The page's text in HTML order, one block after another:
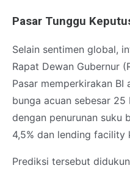
Pasar Tunggu
Selain sentimen global,
Rapat Dewan Gubernur
Pasar memperkirakan BI
bunga acuan sebesar
dengan penurunan suku
4,5% dan lending facility
Prediksi tersebut